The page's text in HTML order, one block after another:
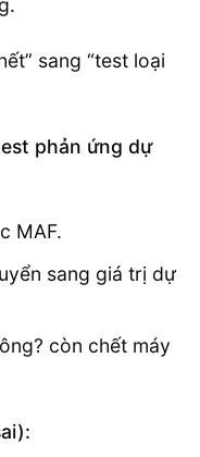
sang “test loại
phản ứng dự
MAF.
sang giá trị dự
còn chết máy